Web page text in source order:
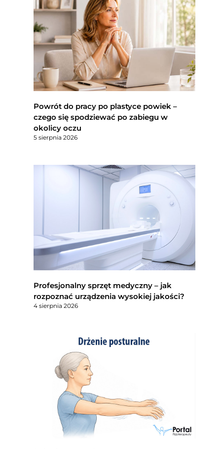
Powrót do pracy po plastyce powiek –
czego się spodziewać po zabiegu w
okolicy oczu
5 sierpnia 2026
Profesjonalny sprzęt medyczny – jak
rozpoznać urządzenia wysokiej jakości?
4 sierpnia 2026